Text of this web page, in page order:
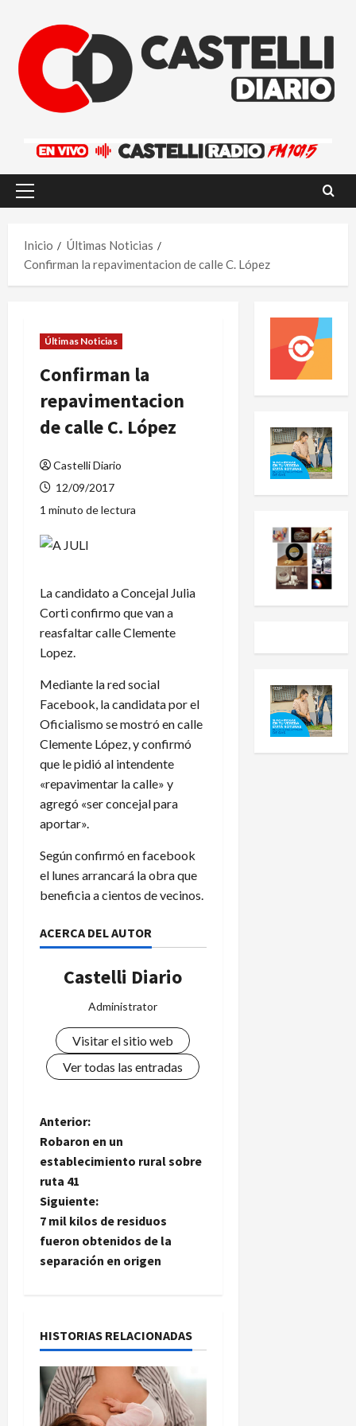
contenido
Menú
Inicio
Últimas Noticias
Confirman la repavimentacion de calle C. López
Últimas Noticias
Confirman la
repavimentacion
de calle C. López
Castelli Diario
12/09/2017
1 minuto de lectura
La candidato a Concejal Julia
Corti confirmo que van a
reasfaltar calle Clemente
Lopez.
Mediante la red social
Facebook, la candidata por el
Oficialismo se mostró en calle
Clemente López, y confirmó
que le pidió al intendente
«repavimentar la calle» y
agregó «ser concejal para
aportar».
Según confirmó en facebook
el lunes arrancará la obra que
beneficia a cientos de vecinos.
ACERCA DEL AUTOR
Castelli Diario
Administrator
Visitar el sitio web
Ver todas las entradas
N
a
v
e
g
c
i
ó
Anterior:
Robaron en un
establecimiento rural sobre
ruta 41
Siguiente:
7 mil kilos de residuos
fueron obtenidos de la
separación en origen
HISTORIAS RELACIONADAS